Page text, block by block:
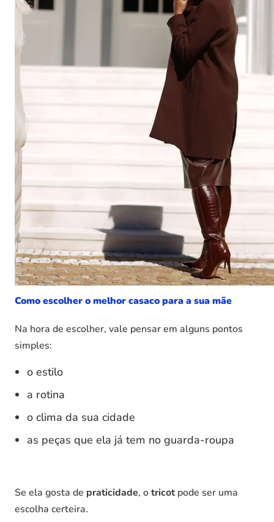
Como escolher o melhor casaco para a sua mãe
Na hora de escolher, vale pensar em alguns pontos
simples:
o estilo
a rotina
o clima da sua cidade
as peças que ela já tem no guarda-roupa
Se ela gosta de praticidade, otricotpode ser uma
escolha certeira.